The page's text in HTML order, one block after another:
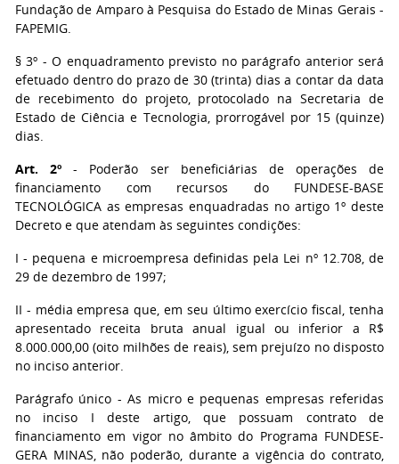
Fundação de Amparo à Pesquisa do Estado de Minas Gerais -
FAPEMIG.
§ 3º - O enquadramento previsto no parágrafo anterior será
efetuado dentro do prazo de 30 (trinta) dias a contar da data
de recebimento do projeto, protocolado na Secretaria de
Estado de Ciência e Tecnologia, prorrogável por 15 (quinze)
dias.
Art. 2º - Poderão ser beneficiárias de operações de
financiamento com recursos do FUNDESE-BASE
TECNOLÓGICA as empresas enquadradas no artigo 1º deste
Decreto e que atendam às seguintes condições:
I - pequena e microempresa definidas pela Lei nº 12.708, de
29 de dezembro de 1997;
II - média empresa que, em seu último exercício fiscal, tenha
apresentado receita bruta anual igual ou inferior a R$
8.000.000,00 (oito milhões de reais), sem prejuízo no disposto
no inciso anterior.
Parágrafo único - As micro e pequenas empresas referidas
no inciso I deste artigo, que possuam contrato de
financiamento em vigor no âmbito do Programa FUNDESE-
GERA MINAS, não poderão, durante a vigência do contrato,